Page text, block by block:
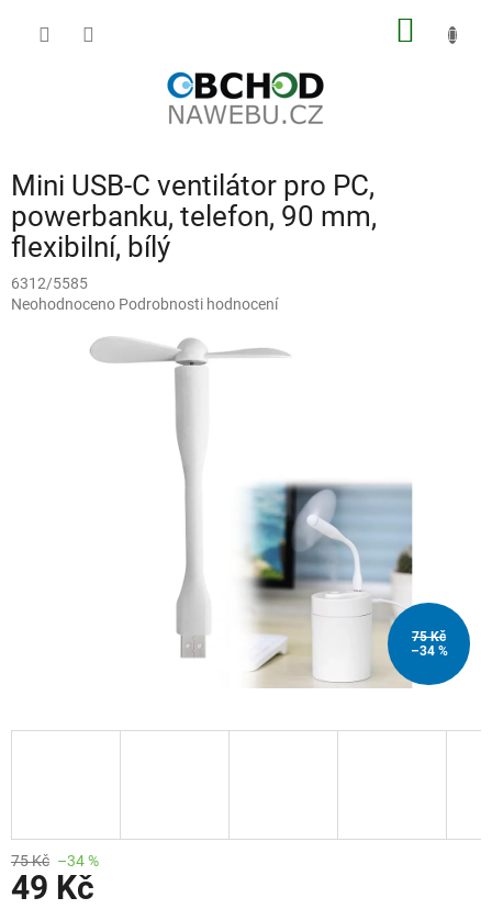
Mini USB-C ventilátor pro PC,
powerbanku, telefon, 90 mm,
flexibilní, bílý
6312/5585
Průměrné
Neohodnoceno Podrobnosti hodnocení
75 Kč
–34 %
75 Kč –34 %
49 Kč